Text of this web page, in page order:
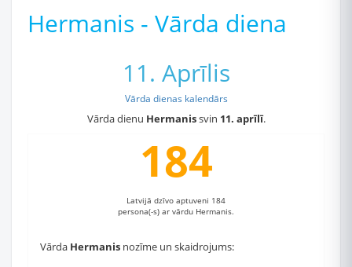
Hermanis - Vārda diena
11. Aprīlis
Vārda dienas kalendārs
Vārda dienu Hermanissvin 11. aprīlī.
184
Latvijā dzīvo aptuveni 184
persona(-s) ar vārdu Hermanis.
Vārda Hermanis nozīme un skaidrojums: